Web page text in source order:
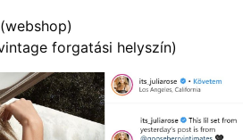
forgatási helyszín)